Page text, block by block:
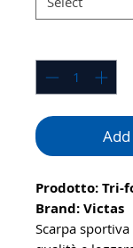
Prodotto: Tri-
Brand: Victas
Scarpa